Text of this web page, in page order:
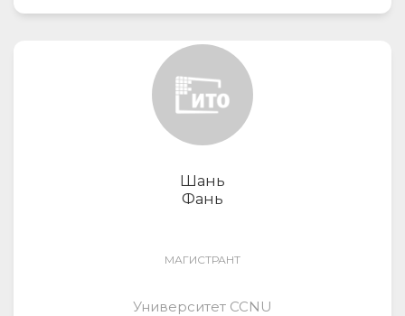
Шань
Фань
МАГИСТРАНТ
Университет CCNU